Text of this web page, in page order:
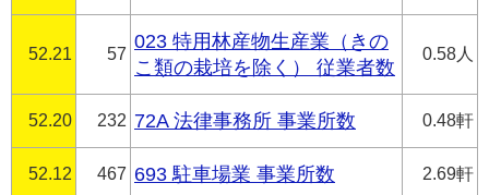
52.21 57
023 特用林産物生産業（きの
こ類の栽培を除く） 従業者数
0.58人
52.20 232 72A 法律事務所 事業所数 0.48軒
52.12 467 693 駐車場業 事業所数 2.69軒